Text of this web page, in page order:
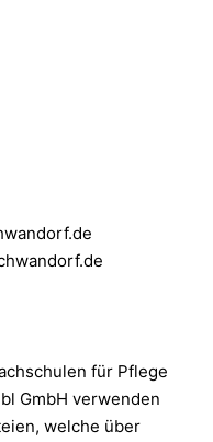
für Pflege
GmbH verwenden
welche über